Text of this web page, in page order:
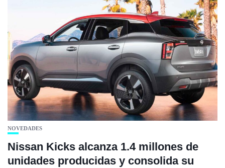
NOVEDADES
Nissan Kicks alcanza 1.4 millones de
unidades producidas y consolida su